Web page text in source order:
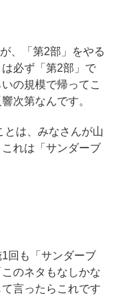
、「第2部」をやる
必ず「第2部」で
の規模で帰ってこ
次第なんです。
とは、みなさんが山
れは「サンダーブ
回も「サンダーブ
のネタもなしかな
言ったらこれです